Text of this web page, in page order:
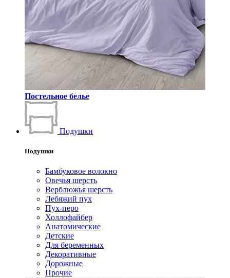
Постельное белье
Подушки
Подушки
Бамбуковое волокно
Овечья шерсть
Верблюжья шерсть
Лебяжий пух
Пух-перо
Холлофайбер
Анатомические
Детские
Для беременных
Декоративные
Дорожные
Прочие